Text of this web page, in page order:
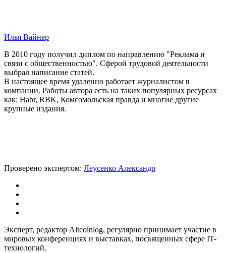
Илья Вайнер
В 2010 году получил диплом по направлению "Реклама и
связи с общественностью". Сферой трудовой деятельности
выбрал написание статей.
В настоящее время удаленно работает журналистом в
компании. Работы автора есть на таких популярных ресурсах
как: Habr, RBK, Комсомольская правда и многие другие
крупные издания.
Проверено экспертом: Леусенко Александр
Эксперт, редактор Altcoinlog, регулярно принимает участие в
мировых конференциях и выставках, посвященных сфере IT-
технологий.